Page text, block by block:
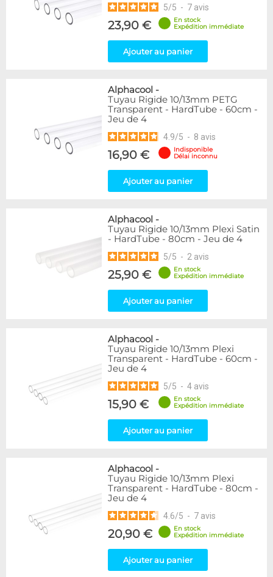
5/5 - 7 avis
23,90 €
En stock
Expédition immédiate
Ajouter au panier
Alphacool -
Tuyau Rigide 10/13mm PETG
Transparent - HardTube - 60cm -
Jeu de 4
4.9/5 - 8 avis
16,90 €
Indisponible
Délai inconnu
Ajouter au panier
Alphacool -
Tuyau Rigide 10/13mm Plexi Satin
- HardTube - 80cm - Jeu de 4
5/5 - 2 avis
25,90 €
En stock
Expédition immédiate
Ajouter au panier
Alphacool -
Tuyau Rigide 10/13mm Plexi
Transparent - HardTube - 60cm -
Jeu de 4
5/5 - 4 avis
15,90 €
En stock
Expédition immédiate
Ajouter au panier
Alphacool -
Tuyau Rigide 10/13mm Plexi
Transparent - HardTube - 80cm -
Jeu de 4
4.6/5 - 7 avis
20,90 €
En stock
Expédition immédiate
Ajouter au panier